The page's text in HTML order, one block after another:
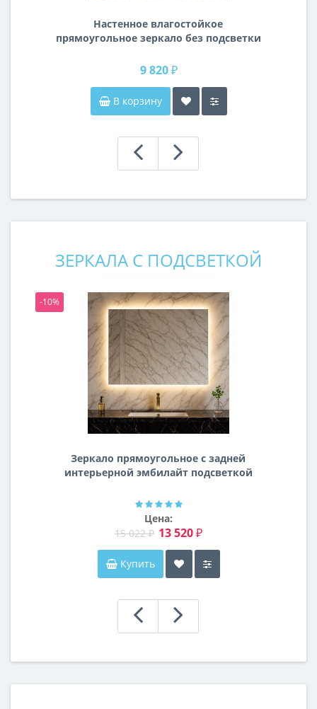
Настенное влагостойкое
прямоугольное зеркало без подсветки
9 820 ₽
В корзину
ЗЕРКАЛА С ПОДСВЕТКОЙ
-10%
Зеркало прямоугольное с задней
интерьерной эмбилайт подсветкой
Цена:
15 022 ₽ 13 520 ₽
Купить